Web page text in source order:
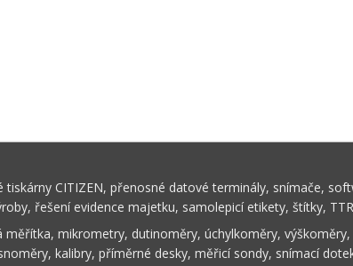
CITIZEN, přenosné datové terminály, snímače,
řešení evidence majetku, samolepicí etikety, štítky,
mikrometry, dutinoměry, úchylkoměry,
kalibry, příměrné desky, měřicí sondy, snímací